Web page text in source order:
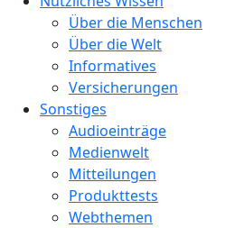
Über die Menschen
Über die Welt
Informatives
Versicherungen
Sonstiges
Audioeinträge
Medienwelt
Mitteilungen
Produkttests
Webthemen